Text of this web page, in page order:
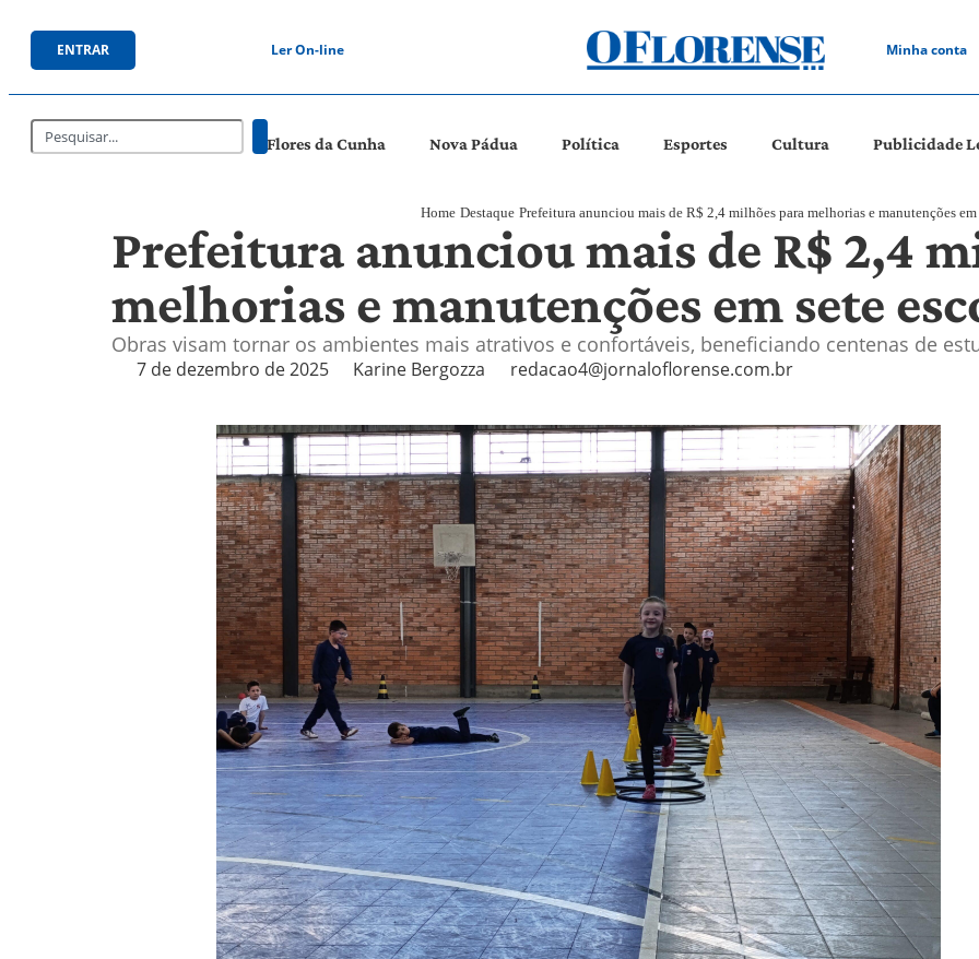
ENTRAR Ler On-line Minha conta
Flores da Cunha Nova Pádua Política Esportes Cultura Publicidade
Home Destaque Prefeitura anunciou mais de R$ 2,4 milhões para melhorias e manutenções em
Prefeitura anunciou mais de R$ 2,4
melhorias e manutenções em sete
Obras visam tornar os ambientes mais atrativos e confortáveis, beneficiando centenas de
7 de dezembro de 2025 Karine Bergozza redacao4@jornaloflorense.com.br